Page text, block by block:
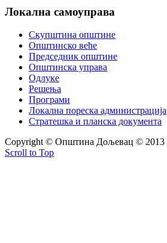
Локална самоуправа
Скупштина општине
Општинско веће
Председник општине
Општинска управа
Одлуке
Решења
Програми
Локална пореска администрација
Стратешка и планска документа
Copyright © Oпштина Дољевац © 2013
Scroll to Top